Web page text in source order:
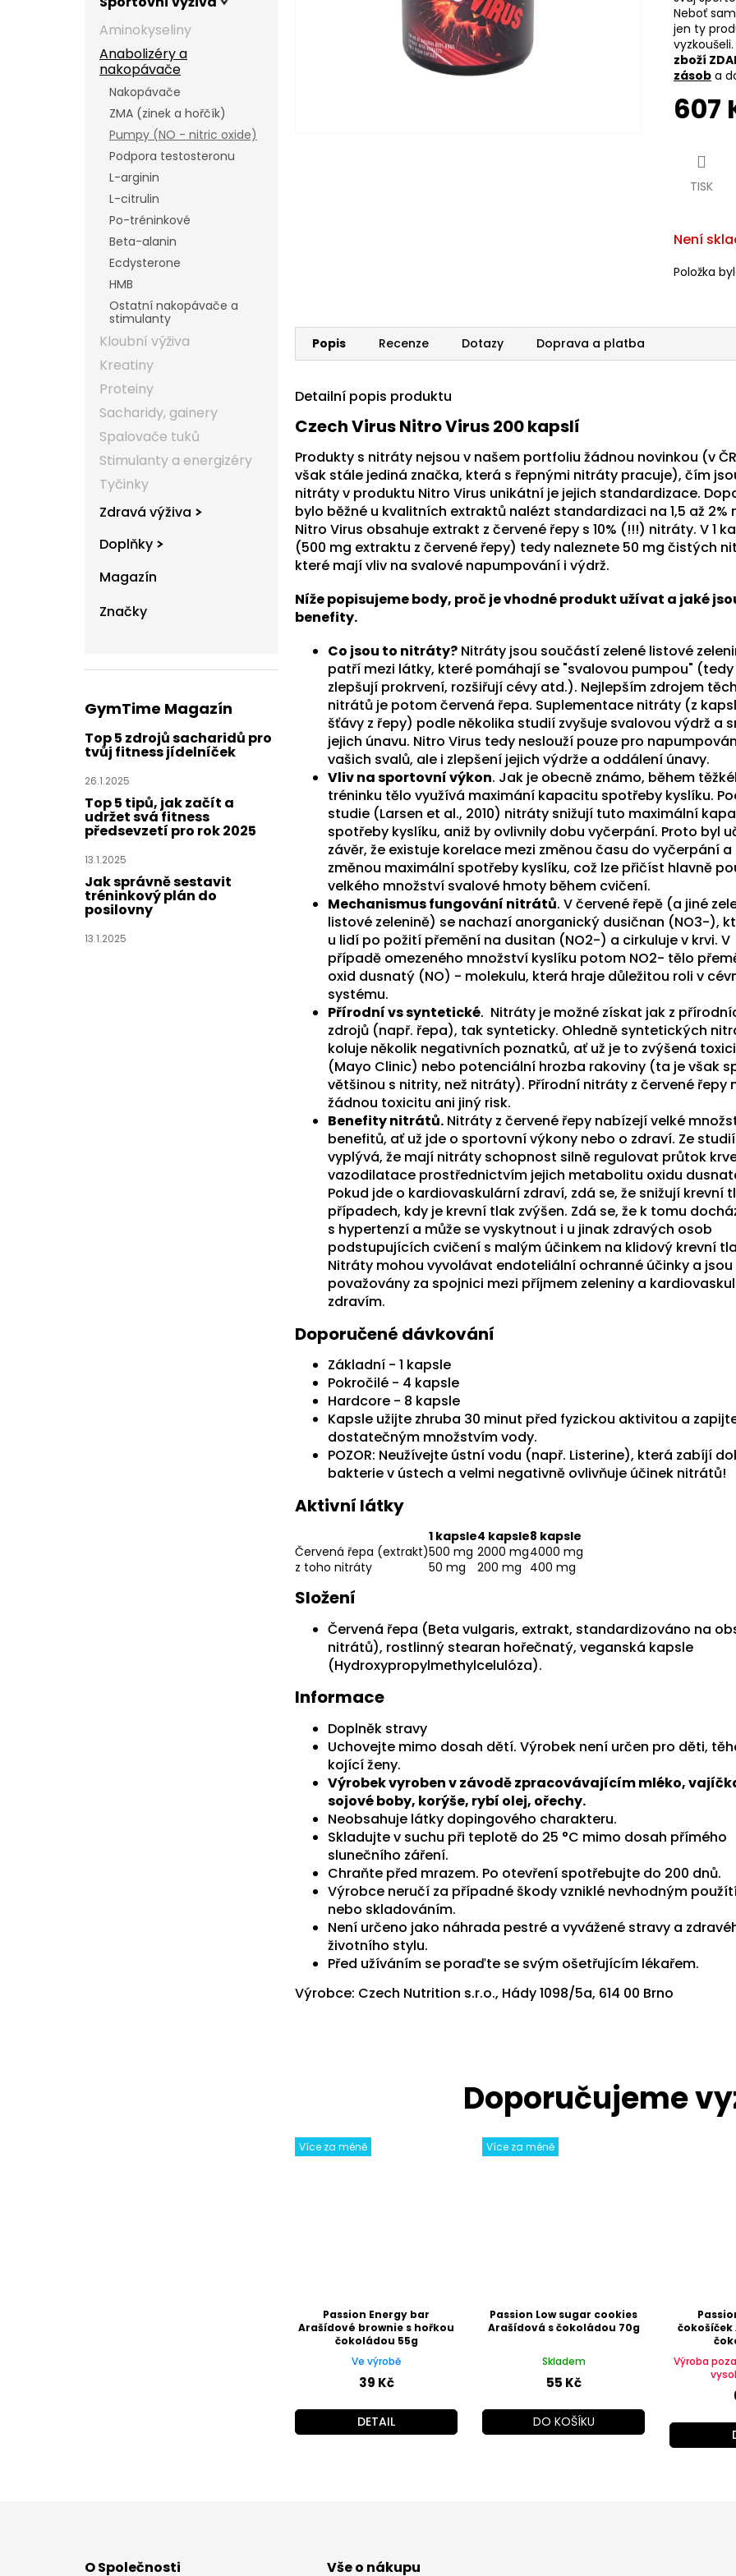
Aminokyseliny
Anabolizéry a
nakopávače
Nakopávače
ZMA (zinek a hořčík)
Pumpy (NO - nitric oxide)
Podpora testosteronu
L-arginin
L-citrulin
Po-tréninkové
Beta-alanin
Ecdysterone
HMB
Ostatní nakopávače a
stimulanty
Kloubní výživa
Kreatiny
Proteiny
Sacharidy, gainery
Spalovače tuků
Stimulanty a energizéry
Tyčinky
Zdravá výživa
Doplňky
Magazín
Značky
GymTime Magazín
Top 5 zdrojů sacharidů pro
tvůj fitness jídelníček
26.1.2025
Top 5 tipů, jak začít a
udržet svá fitness
předsevzetí pro rok 2025
13.1.2025
Jak správně sestavit
tréninkový plán do
posilovny
13.1.2025
607
Není
Položka
Neboť
jen ty
zboží
zásob a
TISK
Více za méně
Passion Energy bar
Arašídové brownie s hořkou
čokoládou 55g
Ve výrobě
39 Kč
DETAIL
Více za méně
Passion Low sugar cookies
Arašídová s čokoládou 70g
Skladem
55 Kč
DO KOŠÍKU
Výroba
Popis Recenze Dotazy Doprava a platba
Detailní popis produktu
Czech Virus Nitro Virus 200 kapslí
Produkty s nitráty nejsou v našem portfoliu žádnou novinkou (v
však stále jediná značka, která s řepnými nitráty pracuje), čím
nitráty v produktu Nitro Virus unikátní je jejich standardizace.
bylo běžné u kvalitních extraktů nalézt standardizaci na 1,5 až 2%
Nitro Virus obsahuje extrakt z červené řepy s 10% (!!!) nitráty. V 1
(500 mg extraktu z červené řepy) tedy naleznete 50 mg čistých
které mají vliv na svalové napumpování i výdrž.
Níže popisujeme body, proč je vhodné produkt užívat a jaké
benefity.
Co jsou to nitráty? Nitráty jsou součástí zelené listové
patří mezi látky, které pomáhají se "svalovou pumpou" (tedy
zlepšují prokrvení, rozšiřují cévy atd.). Nejlepším zdrojem
nitrátů je potom červená řepa. Suplementace nitráty (z
šťávy z řepy) podle několika studií zvyšuje svalovou výdrž a
jejich únavu. Nitro Virus tedy neslouží pouze pro
vašich svalů, ale i zlepšení jejich výdrže a oddálení únavy.
Vliv na sportovní výkon. Jak je obecně známo, během
tréninku tělo využívá maximání kapacitu spotřeby kyslíku.
studie (Larsen et al., 2010) nitráty snižují tuto maximální
spotřeby kyslíku, aniž by ovlivnily dobu vyčerpání. Proto byl
závěr, že existuje korelace mezi změnou času do vyčerpání a
změnou maximální spotřeby kyslíku, což lze přičíst hlavně
velkého množství svalové hmoty během cvičení.
Mechanismus fungování nitrátů. V červené řepě (a jiné
listové zelenině) se nachazí anorganický dusičnan (NO3-),
u lidí po požití přemění na dusitan (NO2-) a cirkuluje v krvi. V
případě omezeného množství kyslíku potom NO2- tělo
oxid dusnatý (NO) - molekulu, která hraje důležitou roli v
systému.
Přírodní vs syntetické. Nitráty je možné získat jak z
zdrojů (např. řepa), tak synteticky. Ohledně syntetických
koluje několik negativních poznatků, ať už je to zvýšená
(Mayo Clinic) nebo potenciální hrozba rakoviny (ta je však
většinou s nitrity, než nitráty). Přírodní nitráty z červené řepy
žádnou toxicitu ani jiný risk.
Benefity nitrátů. Nitráty z červené řepy nabízejí velké
benefitů, ať už jde o sportovní výkony nebo o zdraví. Ze studií
vyplývá, že mají nitráty schopnost silně regulovat průtok
vazodilatace prostřednictvím jejich metabolitu oxidu
Pokud jde o kardiovaskulární zdraví, zdá se, že snižují krevní
případech, kdy je krevní tlak zvýšen. Zdá se, že k tomu
s hypertenzí a může se vyskytnout i u jinak zdravých osob
podstupujících cvičení s malým účinkem na klidový krevní
Nitráty mohou vyvolávat endoteliální ochranné účinky a jsou
považovány za spojnici mezi příjmem zeleniny a
zdravím.
Doporučené dávkování
Základní - 1 kapsle
Pokročilé - 4 kapsle
Hardcore - 8 kapsle
Kapsle užijte zhruba 30 minut před fyzickou aktivitou a
dostatečným množstvím vody.
POZOR: Neužívejte ústní vodu (např. Listerine), která zabíjí
bakterie v ústech a velmi negativně ovlivňuje účinek nitrátů!
Aktivní látky
1 kapsle4 kapsle8 kapsle
Červená řepa (extrakt)500 mg 2000 mg4000 mg
z toho nitráty
50 mg 200 mg 400 mg
Složení
Červená řepa (Beta vulgaris, extrakt, standardizováno na
nitrátů), rostlinný stearan hořečnatý, veganská kapsle
(Hydroxypropylmethylcelulóza).
Informace
Doplněk stravy
Uchovejte mimo dosah dětí. Výrobek není určen pro děti,
kojící ženy.
Výrobek vyroben v závodě zpracovávajícím mléko,
sojové boby, korýše, rybí olej, ořechy.
Neobsahuje látky dopingového charakteru.
Skladujte v suchu při teplotě do 25 °C mimo dosah přímého
slunečního záření.
Chraňte před mrazem. Po otevření spotřebujte do 200 dnů.
Výrobce neručí za případné škody vzniklé nevhodným
nebo skladováním.
Není určeno jako náhrada pestré a vyvážené stravy a
životního stylu.
Před užíváním se poraďte se svým ošetřujícím lékařem.
Výrobce: Czech Nutrition s.r.o., Hády 1098/5a, 614 00 Brno
O Společnosti Vše o nákupu